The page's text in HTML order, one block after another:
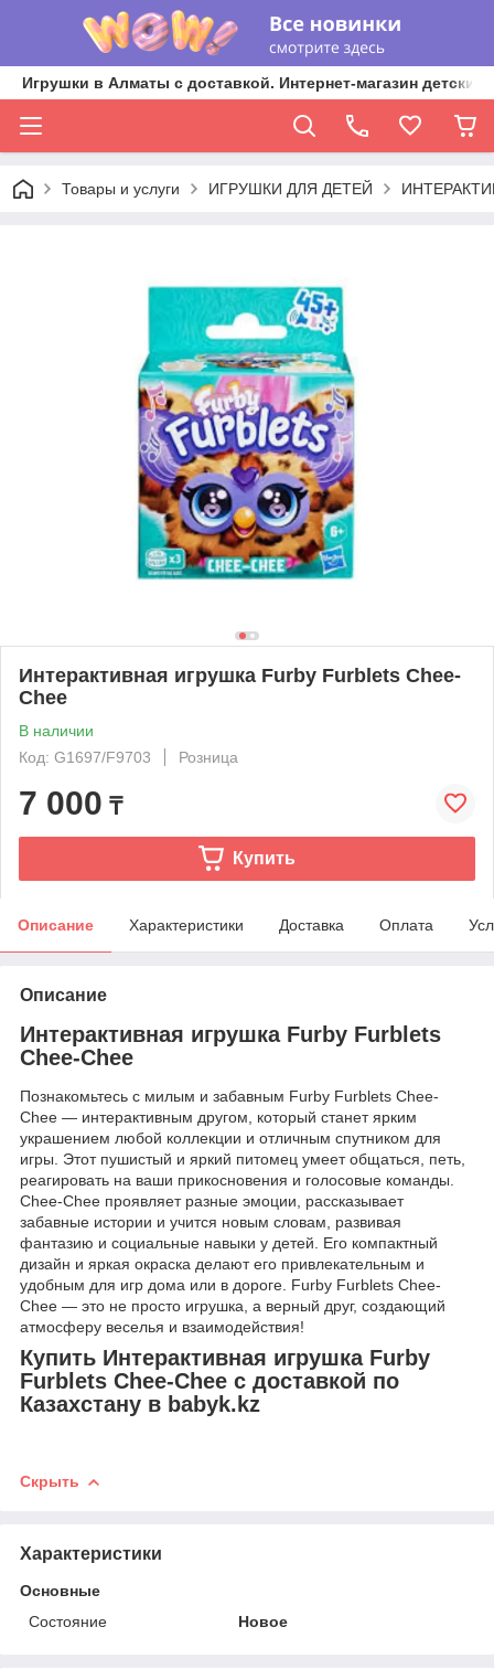
Игрушки в Алматы с доставкой. Интернет-магазин
Товары и услуги ИГРУШКИ ДЛЯ ДЕТЕЙ
Интерактивная игрушка Furby Furblets Chee-
Chee
В наличии
Код: G1697/F9703
Розница
7 000 ₸
Купить
Описание Характеристики Доставка Оплата
Описание
Интерактивная игрушка Furby Furblets
Chee-Chee
Познакомьтесь с милым и забавным Furby Furblets Chee-
Chee — интерактивным другом, который станет ярким
украшением любой коллекции и отличным спутником для
игры. Этот пушистый и яркий питомец умеет общаться, петь,
реагировать на ваши прикосновения и голосовые команды.
Chee-Chee проявляет разные эмоции, рассказывает
забавные истории и учится новым словам, развивая
фантазию и социальные навыки у детей. Его компактный
дизайн и яркая окраска делают его привлекательным и
удобным для игр дома или в дороге. Furby Furblets Chee-
Chee — это не просто игрушка, а верный друг, создающий
атмосферу веселья и взаимодействия!
Купить Интерактивная игрушка Furby
Furblets Chee-Chee с доставкой по
Казахстану в babyk.kz
Скрыть
Характеристики
Основные
Состояние
Новое